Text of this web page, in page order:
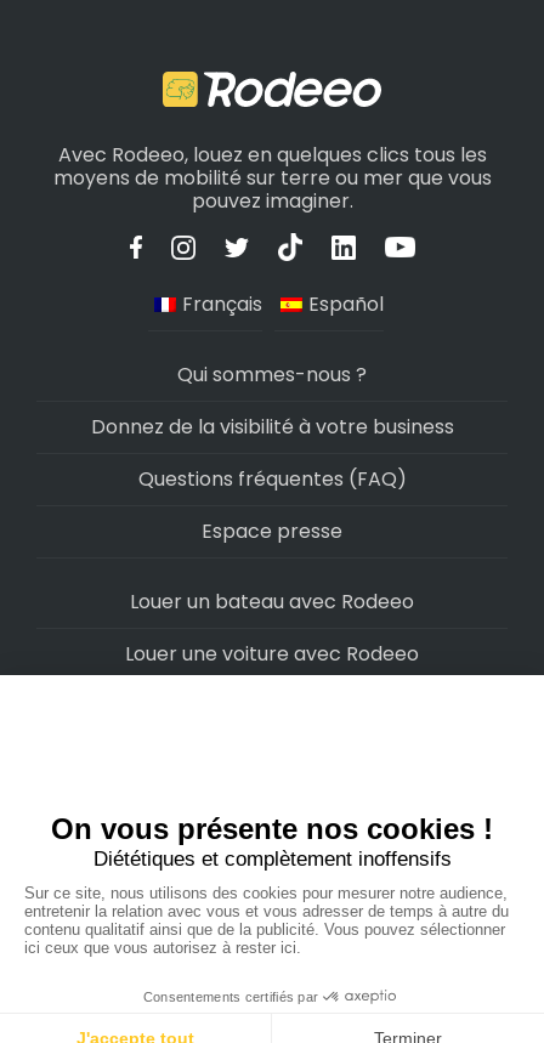
Avec Rodeeo, louez en quelques clics tous les
moyens de mobilité sur terre ou mer que vous
pouvez imaginer.
Français Español
Qui sommes-nous ?
Donnez de la visibilité à votre business
Questions fréquentes (FAQ)
Espace presse
Louer un bateau avec Rodeeo
Louer une voiture avec Rodeeo
Louer un vélo avec Rodeeo
Louer un Camping-Car avec Rodeeo
Rodeeo SAS © 2022- Politique de confidentialité